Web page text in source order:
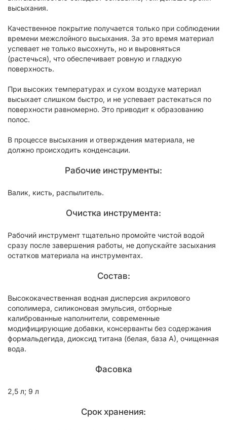
высыхания.
Качественное покрытие получается только при соблюдении
времени межслойного высыхания. За это время материал
успевает не только высохнуть, но и выровняться
(растечься), что обеспечивает ровную и гладкую
поверхность.
При высоких температурах и сухом воздухе материал
высыхает слишком быстро, и не успевает растекаться по
поверхности равномерно. Это приводит к образованию
полос.
В процессе высыхания и отверждения материала, не
должно происходить конденсации.
Рабочие инструменты:
Валик, кисть, распылитель.
Очистка инструмента:
Рабочий инструмент тщательно промойте чистой водой
сразу после завершения работы, не допускайте засыхания
остатков материала на инструментах.
Состав:
Высококачественная водная дисперсия акрилового
сополимера, силиконовая эмульсия, отборные
калиброванные наполнители, современные
модифицирующие добавки, консерванты без содержания
формальдегида, диоксид титана (белая, база А), очищенная
вода.
Фасовка
2,5 л; 9 л
Срок хранения: